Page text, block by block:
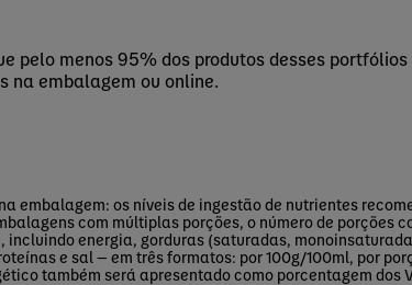
pelo menos 95% dos produtos desses
na embalagem ou online.
embalagem: os níveis de ingestão de nutrientes
com múltiplas porções, o número de porções
incluindo energia, gorduras (saturadas,
e sal — em três formatos: por 100g/100ml, por
também será apresentado como porcentagem dos